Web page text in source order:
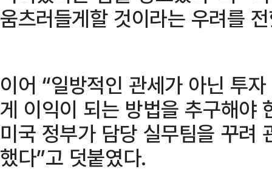
움츠러들게할 것이라는 우려를
이어 “일방적인 관세가 아닌 투
게 이익이 되는 방법을 추구해야
미국 정부가 담당 실무팀을 꾸려
했다”고 덧붙였다.